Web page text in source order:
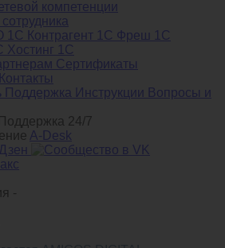
1С Контрагент 1С Фреш
1С
Хостинг 1С
Сертификаты
Контакты
Поддержка Инструкции Вопросы и
Поддержка 24/7
A-Desk
-